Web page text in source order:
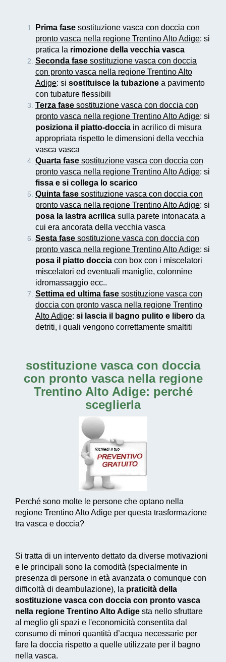
Prima fase sostituzione vasca con doccia con
pronto vasca nella regione Trentino Alto Adige: si
pratica la rimozione della vecchia vasca
Seconda fase sostituzione vasca con doccia
con pronto vasca nella regione Trentino Alto
Adige: si sostituisce la tubazione a pavimento
con tubature flessibili
Terza fase sostituzione vasca con doccia con
pronto vasca nella regione Trentino Alto Adige: si
posiziona il piatto-doccia in acrilico di misura
appropriata rispetto le dimensioni della vecchia
vasca vasca
Quarta fase sostituzione vasca con doccia con
pronto vasca nella regione Trentino Alto Adige: si
fissa e si collega lo scarico
Quinta fase sostituzione vasca con doccia con
pronto vasca nella regione Trentino Alto Adige: si
posa la lastra acrilica sulla parete intonacata a
cui era ancorata della vecchia vasca
Sesta fase sostituzione vasca con doccia con
pronto vasca nella regione Trentino Alto Adige: si
posa il piatto doccia con box con i miscelatori
miscelatori ed eventuali maniglie, colonnine
idromassaggio ecc..
Settima ed ultima fase sostituzione vasca con
doccia con pronto vasca nella regione Trentino
Alto Adige: si lascia il bagno pulito e libero da
detriti, i quali vengono correttamente smaltiti
sostituzione vasca con doccia
con pronto vasca nella regione
Trentino Alto Adige: perché
sceglierla
Perché sono molte le persone che optano nella
regione Trentino Alto Adige per questa trasformazione
tra vasca e doccia?
Si tratta di un intervento dettato da diverse motivazioni
e le principali sono la comodità (specialmente in
presenza di persone in età avanzata o comunque con
difficoltà di deambulazione), la praticità della
sostituzione vasca con doccia con pronto vasca
nella regione Trentino Alto Adige sta nello sfruttare
al meglio gli spazi e l'economicità consentita dal
consumo di minori quantità d’acqua necessarie per
fare la doccia rispetto a quelle utilizzate per il bagno
nella vasca.